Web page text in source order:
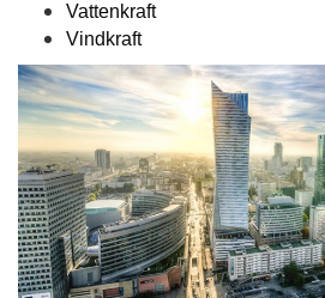
Vattenkraft
Vindkraft